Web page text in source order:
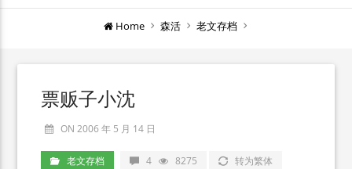
Home 森活 老文存档
票贩子小沈
ON 2006 年 5 月 14 日
老文存档 4 8275 转为繁体